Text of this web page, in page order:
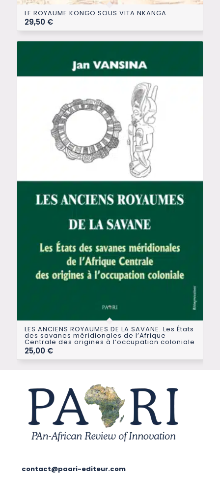
LE ROYAUME KONGO SOUS VITA NKANGA
29,50 €
LES ANCIENS ROYAUMES DE LA SAVANE. Les États
des savanes méridionales de l’Afrique
Centrale des origines à l’occupation coloniale
25,00 €
contact@paari-editeur.com